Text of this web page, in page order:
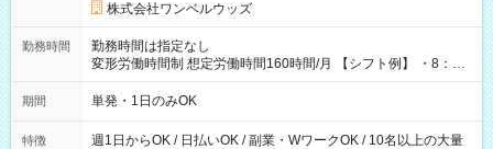
株式会社ワンベルウッズ
勤務時間
勤務時間は指定なし
変形労働時間制 想定労働時間160時間/月 【シフト例】 ・8：00
～21：00
期間 単発・1日のみOK
特徴
週1日からOK / 日払いOK / 副業・WワークOK / 10名以上の大量